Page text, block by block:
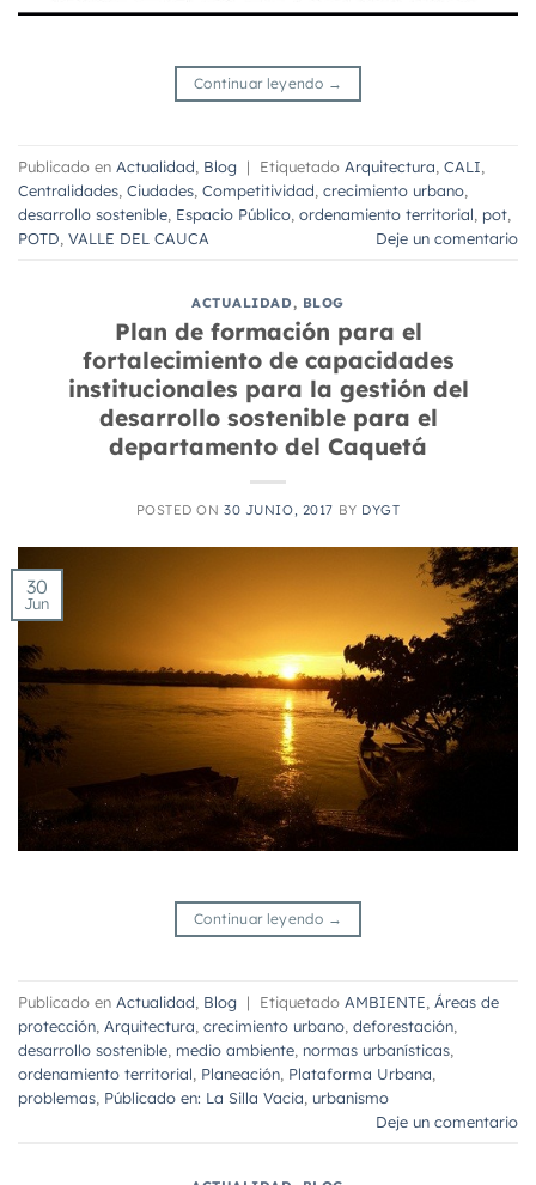
Continuar leyendo →
Publicado en Actualidad Blog | Etiquetado Arquitectura CALI
Centralidades Ciudades Competitividad crecimiento urbano
desarrollo sostenible Espacio Público ordenamiento territorial pot
POTD VALLE DEL CAUCA Deje un comentario
ACTUALIDAD, BLOG
Plan de formación para el
fortalecimiento de capacidades
institucionales para la gestión del
desarrollo sostenible para el
departamento del Caquetá
POSTED ON30 JUNIO, 2017 BY DYGT
30
Jun
Continuar leyendo →
Publicado en Actualidad Blog | Etiquetado AMBIENTE Áreas de
protección Arquitectura crecimiento urbano deforestación
desarrollo sostenible medio ambiente normas urbanísticas
ordenamiento territorial Planeación Plataforma Urbana
problemas Públicado en: La Silla Vacia urbanismo
Deje un comentario